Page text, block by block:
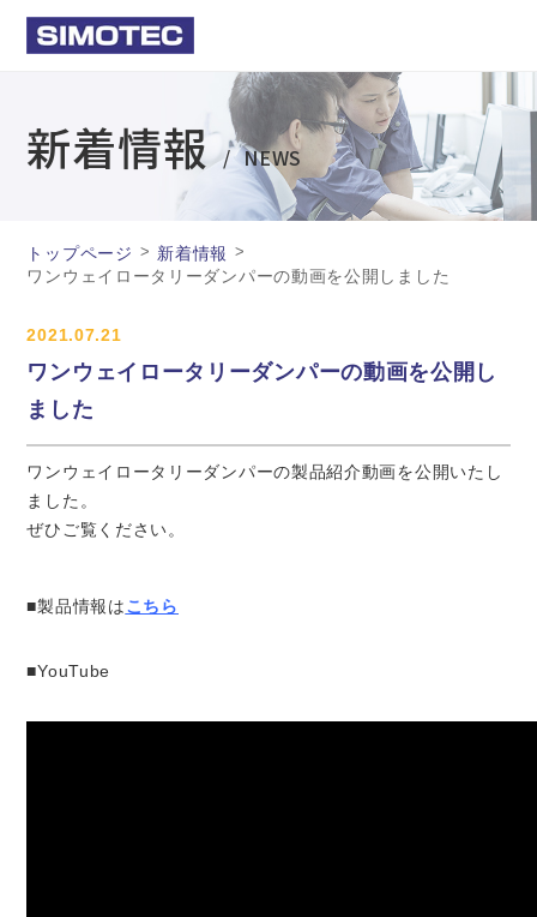
新着情報 NEWS
トップページ > 新着情報 >
ワンウェイロータリーダンパーの動画を公開しました
2021.07.21
ワンウェイロータリーダンパーの動画を公開し
ました
ワンウェイロータリーダンパーの製品紹介動画を公開いたし
ました。
ぜひご覧ください。
■製品情報はこちら
■YouTube